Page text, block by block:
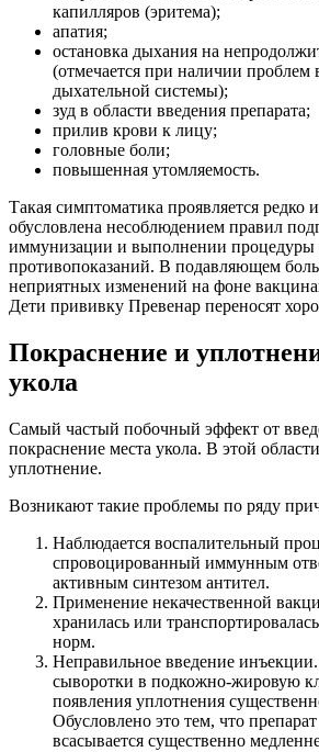
капилляров (эритема);
апатия;
остановка дыхания на
(отмечается при наличии
дыхательной системы);
зуд в области введения препарата;
прилив крови к лицу;
головные боли;
повышенная утомляемость.
Такая симптоматика проявляется редко
обусловлена несоблюдением правил
иммунизации и выполнении процедуры
противопоказаний. В подавляющем
неприятных изменений на фоне
Дети прививку Превенар переносят
Покраснение и
укола
Самый частый побочный эффект от
покраснение места укола. В этой
уплотнение.
Возникают такие проблемы по ряду
Наблюдается воспалительный
спровоцированный иммунным
активным синтезом антител.
Применение некачественной
хранилась или
норм.
Неправильное введение
сыворотки в подкожно-жировую
появления уплотнения
Обусловлено это тем, что
всасывается существенно